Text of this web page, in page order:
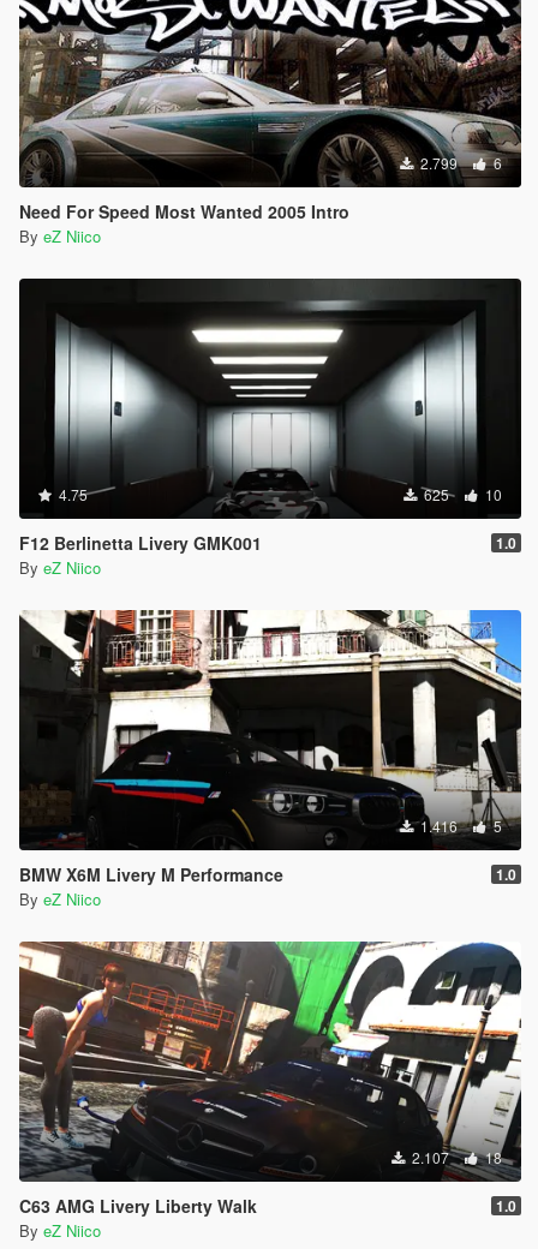
2.799 6
Need For Speed Most Wanted 2005 Intro
By eZ Niico
4.75 625 10
F12 Berlinetta Livery GMK001 1.0
By eZ Niico
1.416 5
BMW X6M Livery M Performance 1.0
By eZ Niico
2.107 18
C63 AMG Livery Liberty Walk 1.0
By eZ Niico